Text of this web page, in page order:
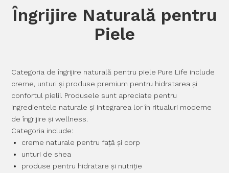
Îngrijire Naturală pentru
Piele
Categoria de îngrijire naturală pentru piele Pure Life include
creme, unturi și produse premium pentru hidratarea și
confortul pielii. Produsele sunt apreciate pentru
ingredientele naturale și integrarea lor în ritualuri moderne
de îngrijire și wellness.
Categoria include:
creme naturale pentru față și corp
unturi de shea
produse pentru hidratare și nutriție